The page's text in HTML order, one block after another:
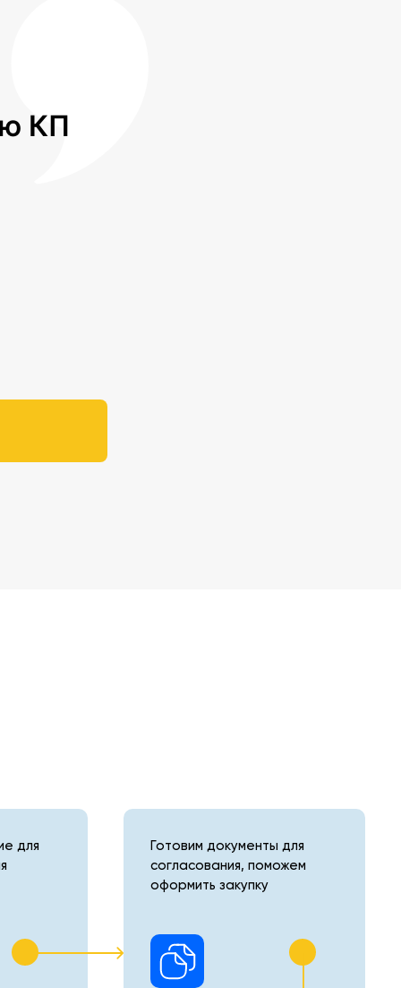
КП
для
Готовим документы для
согласования, поможем
оформить закупку